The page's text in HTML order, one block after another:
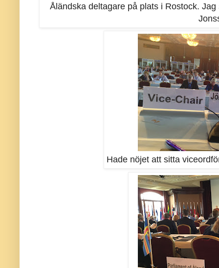
Åländska deltagare på plats i Rostock.
Hade nöjet att sitta